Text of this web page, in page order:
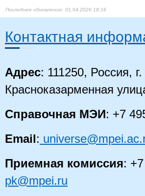
8
Добрынин Вадим
Игоревич
старший
преподаватель
Добрягина Ольга
Александрович
01.04.2026 18:16
Контактная
Адрес: 111250, Россия,
Красноказарменная
Справочная МЭИ: +7
Email:
Приемная комиссия:
pk@mpei.ru